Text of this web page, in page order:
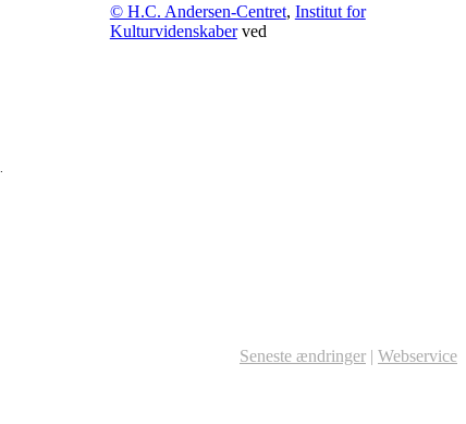
© H.C. Andersen-Centret, Institut for
Kulturvidenskaberved
Seneste ændringer | Webservice